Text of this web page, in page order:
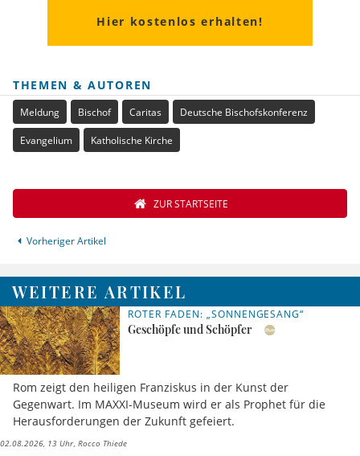
Hier kostenlos erhalten!
THEMEN & AUTOREN
Meldung Bischof Caritas Deutsche Bischofskonferenz
Evangelium Katholische Kirche
Vorheriger Artikel
ZUR STARTSEITE
WEITERE ARTIKEL
ROTER FADEN: „SONNENGESANG“
Geschöpfe und Schöpfer
Rom zeigt den heiligen Franziskus in der Kunst der
Gegenwart. Im MAXXI-Museum wird er als Prophet für die
Herausforderungen der Zukunft gefeiert.
02.08.2026, 13 Uhr Rocco Thiede